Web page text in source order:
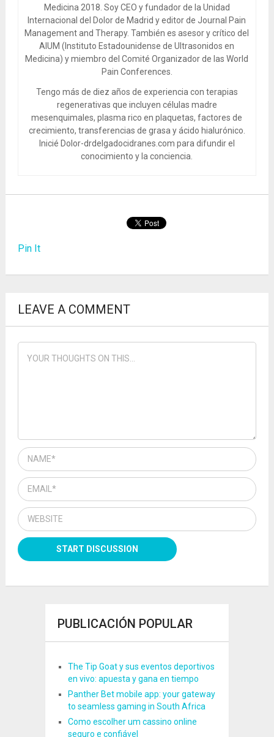
Medicina 2018. Soy CEO y fundador de la Unidad
Internacional del Dolor de Madrid y editor de Journal Pain
Management and Therapy. También es asesor y crítico del
AIUM (Instituto Estadounidense de Ultrasonidos en
Medicina) y miembro del Comité Organizador de las World
Pain Conferences.
Tengo más de diez años de experiencia con terapias
regenerativas que incluyen células madre
mesenquimales, plasma rico en plaquetas, factores de
crecimiento, transferencias de grasa y ácido hialurónico.
Inicié Dolor-drdelgadocidranes.com para difundir el
conocimiento y la conciencia.
Pin It
LEAVE A COMMENT
PUBLICACIÓN POPULAR
The Tip Goat y sus eventos deportivos
en vivo: apuesta y gana en tiempo
Panther Bet mobile app: your gateway
to seamless gaming in South Africa
Como escolher um cassino online
seguro e confiável